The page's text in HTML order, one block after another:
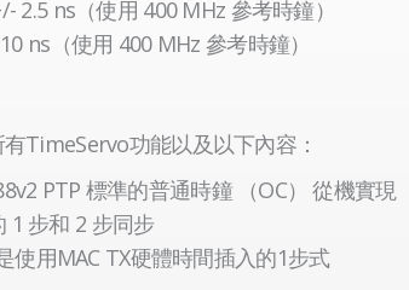
2.5 ns（使用 400 MHz 參考時鐘）
ns（使用 400 MHz 參考時鐘）
TimeServo功能以及以下內容：
PTP 標準的普通時鐘 （OC） 從機實現
1 步和 2 步同步
使用MAC TX硬體時間插入的1步式